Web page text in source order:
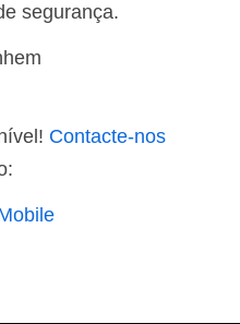
segurança.
Contacte-nos